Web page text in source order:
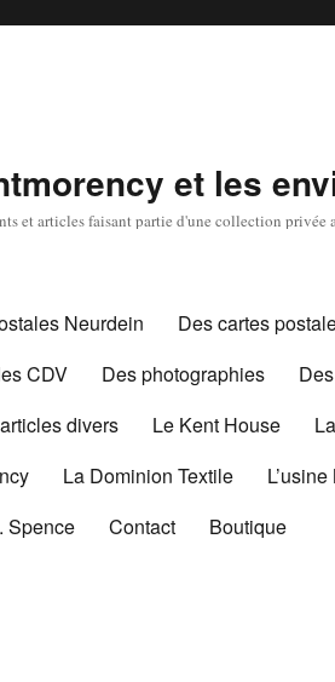
et les
et articles faisant partie d'une collection
Neurdein Des cartes
CDV
Des photographies
divers Le Kent House
La Dominion Textile
Spence Contact Boutique